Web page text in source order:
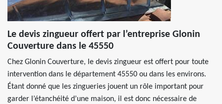
Le devis zingueur offert par l’entreprise Glonin
Couverture dans le 45550
Chez Glonin Couverture, le devis zingueur est offert pour toute
intervention dans le département 45550 ou dans les environs.
Étant donné que les zingueries jouent un rôle important pour
garder l’étanchéité d’une maison, il est donc nécessaire de